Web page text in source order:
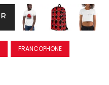
FRANCOPHONE